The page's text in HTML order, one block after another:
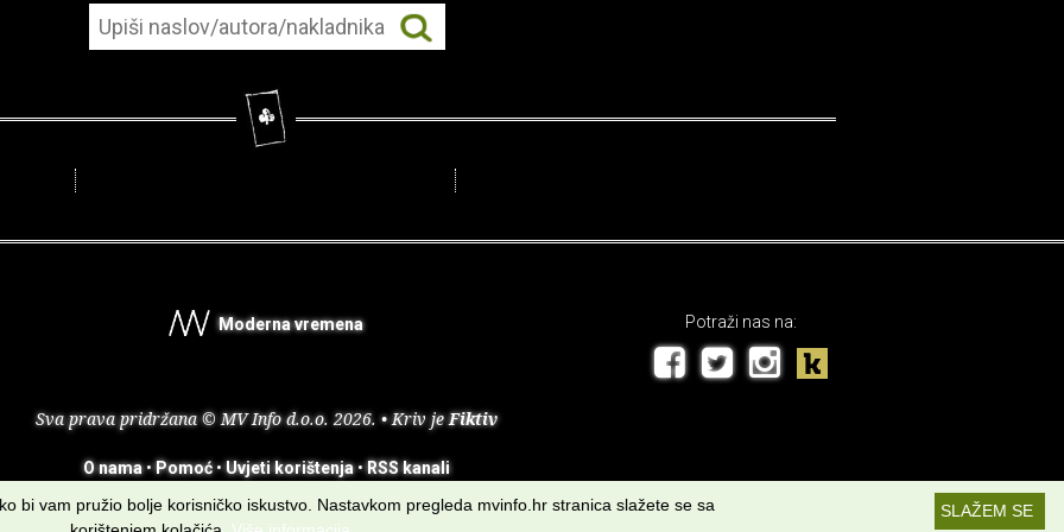
Moderna vremena
Sva prava pridržana © MV Info d.o.o. 2026. • Kriv jeFiktiv
O nama•Pomoć•Uvjeti korištenja•RSS kanali
Potraži nas na:
SLAŽEM SE
bi vam pružio bolje korisničko iskustvo. Nastavkom pregleda mvinfo.hr stranica slažete se sa